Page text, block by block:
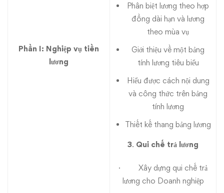
Phần I: Nghiệp vụ tiền
lương
Phân biệt lương theo hợp
đồng dài hạn và lương
theo mùa vụ
Giới thiệu về một bảng
tính lương tiêu biểu
Hiểu được cách nội dung
và công thức trên bảng
tính lương
Thiết kế thang bảng lương
3. Qui chế trả lương
· Xây dựng qui chế trả
lương cho Doanh nghiệp